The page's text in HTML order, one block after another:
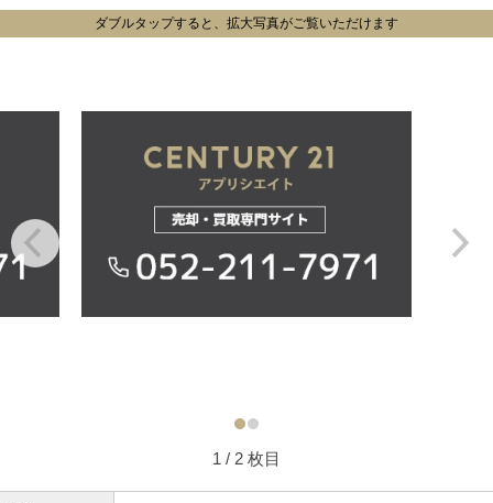
ダブルタップすると、拡大写真がご覧いただけます
1 / 2 枚目